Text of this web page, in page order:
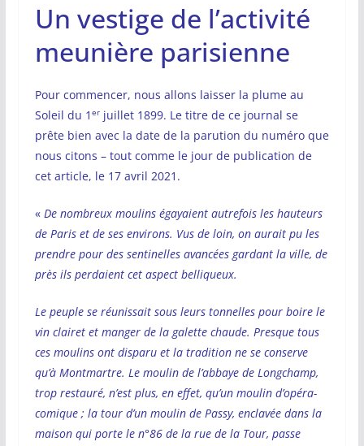
Un vestige de l’activité
meunière parisienne
Pour commencer, nous allons laisser la plume au
Soleil du 1 erjuillet 1899. Le titre de ce journal se
prête bien avec la date de la parution du numéro que
nous citons – tout comme le jour de publication de
cet article, le 17 avril 2021.
« De nombreux moulins égayaient autrefois les hauteurs
de Paris et de ses environs. Vus de loin, on aurait pu les
prendre pour des sentinelles avancées gardant la ville, de
près ils perdaient cet aspect belliqueux.
Le peuple se réunissait sous leurs tonnelles pour boire le
vin clairet et manger de la galette chaude. Presque tous
ces moulins ont disparu et la tradition ne se conserve
qu’à Montmartre. Le moulin de l’abbaye de Longchamp,
trop restauré, n’est plus, en effet, qu’un moulin d’opéra-
comique ; la tour d’un moulin de Passy, enclavée dans la
maison qui porte le n°86 de la rue de la Tour, passe